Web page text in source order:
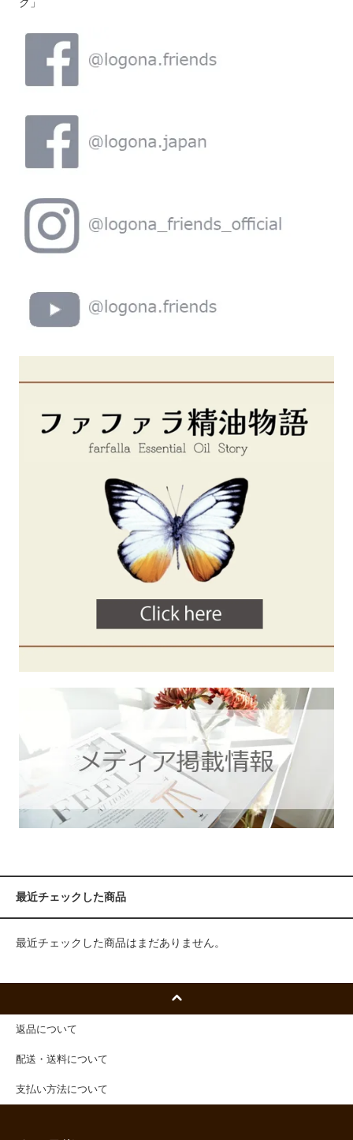
最近チェックした商品
最近チェックした商品はまだありません。
返品について
配送・送料について
支払い方法について